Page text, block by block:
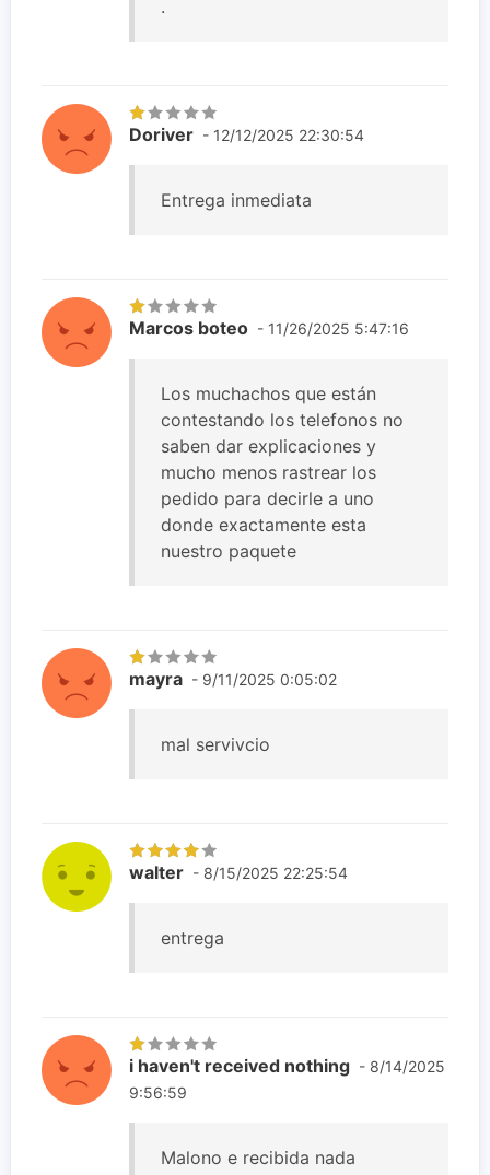
.
Doriver - 12/12/2025 22:30:54
Entrega inmediata
Marcos boteo - 11/26/2025 5:47:16
Los muchachos que están
contestando los telefonos no
saben dar explicaciones y
mucho menos rastrear los
pedido para decirle a uno
donde exactamente esta
nuestro paquete
mayra - 9/11/2025 0:05:02
mal servivcio
walter - 8/15/2025 22:25:54
entrega
i haven't received nothing - 8/14/2025
9:56:59
Malono e recibida nada